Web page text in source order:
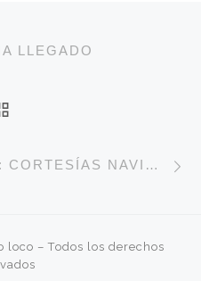
entradas
LLEGADO
HISTORIAS DEL SAVOY: CORTESÍAS NAVIDEÑAS
loco – Todos los derechos